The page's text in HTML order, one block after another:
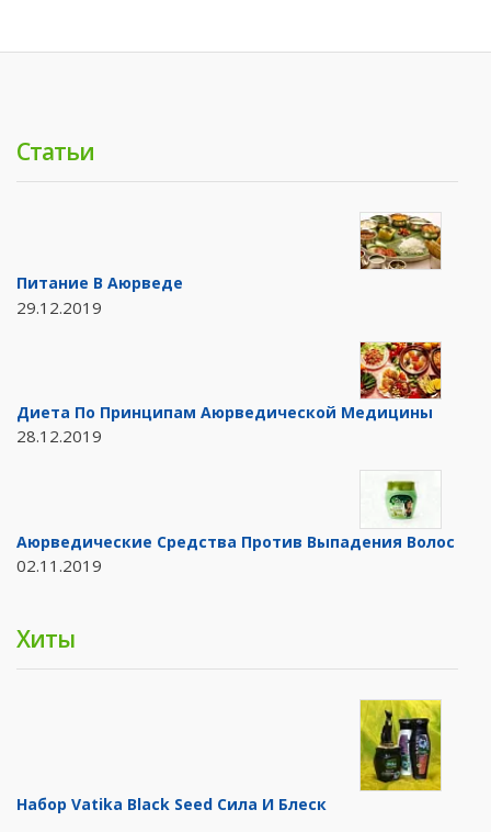
Статьи
Питание В Аюрведе
29.12.2019
Диета По Принципам Аюрведической Медицины
28.12.2019
Аюрведические Средства Против Выпадения Волос
02.11.2019
Хиты
Набор Vatika Black Seed Сила И Блеск